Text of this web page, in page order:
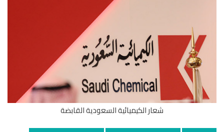
شعار الكيميائية السعودية القابضة